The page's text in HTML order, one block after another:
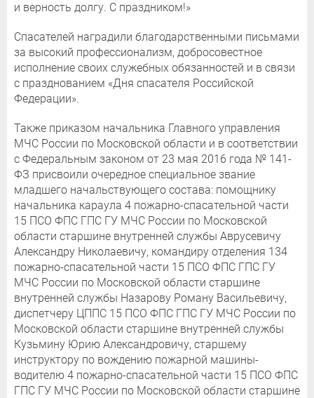
и верность долгу. С праздником!»
Спасателей наградили благодарственными письмами
за высокий профессионализм, добросовестное
исполнение своих служебных обязанностей и в связи
с празднованием «Дня спасателя Российской
Федерации».
Также приказом начальника Главного управления
МЧС России по Московской области и в соответствии
с Федеральным законом от 23 мая 2016 года № 141-
ФЗ присвоили очередное специальное звание
младшего начальствующего состава: помощнику
начальника караула 4 пожарно-спасательной части
15 ПСО ФПС ГПС ГУ МЧС России по Московской
области старшине внутренней службы Аврусевичу
Александру Николаевичу, командиру отделения 134
пожарно-спасательной части 15 ПСО ФПС ГПС ГУ
МЧС России по Московской области старшине
внутренней службы Назарову Роману Васильевичу,
диспетчеру ЦППС 15 ПСО ФПС ГПС ГУ МЧС России по
Московской области старшине внутренней службы
Кузьмину Юрию Александровичу, старшему
инструктору по вождению пожарной машины-
водителю 4 пожарно-спасательной части 15 ПСО ФПС
ГПС ГУ МЧС России по Московской области старшине